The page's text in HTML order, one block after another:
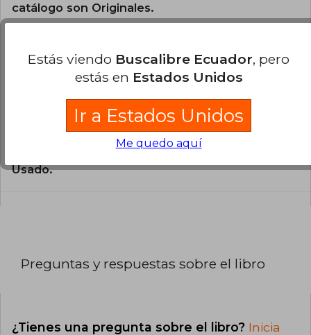
catálogo son Originales.
libro?
El libro está escrito en Alemán.
¿Cuál es la encuadernación de este libro?
La encuadernación de esta edición es Antiguo o
Usado.
Preguntas y respuestas sobre el libro
¿Tienes una pregunta sobre el libro? Inicia
Estás viendo Buscalibre Ecuador, pero
estás en Estados Unidos
Ir a Estados Unidos
Me quedo aquí